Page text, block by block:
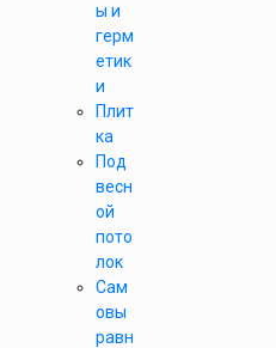
ы и
герм
етик
и
Плит
ка
Под
весн
ой
пото
лок
Сам
овы
равн